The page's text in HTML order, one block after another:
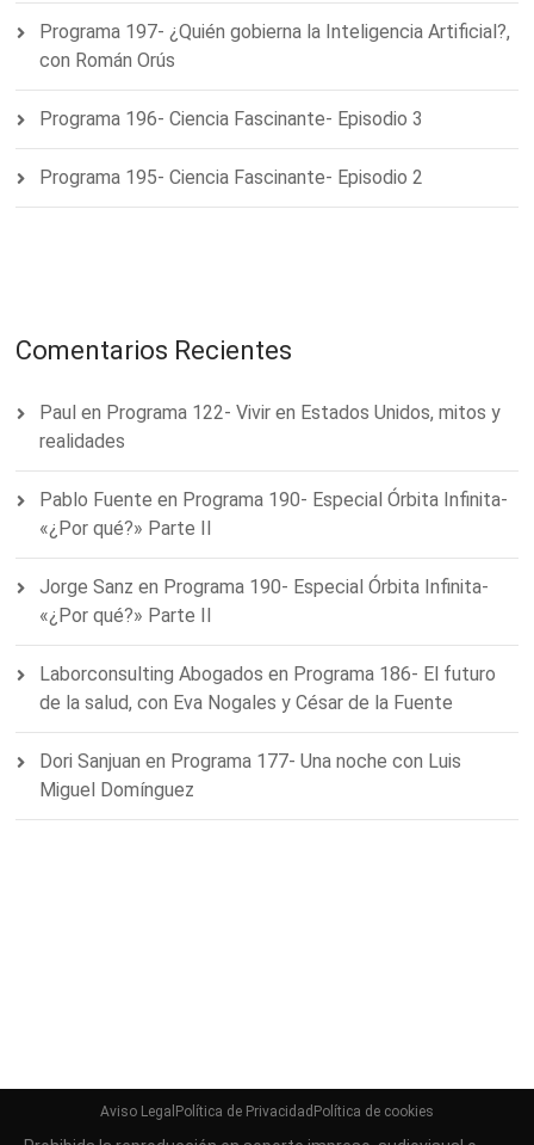
Programa 197- ¿Quién gobierna la Inteligencia Artificial?,
con Román Orús
Programa 196- Ciencia Fascinante- Episodio 3
Programa 195- Ciencia Fascinante- Episodio 2
Comentarios Recientes
Paul en Programa 122- Vivir en Estados Unidos, mitos y
realidades
Pablo Fuente en Programa 190- Especial Órbita Infinita-
«¿Por qué?» Parte II
Jorge Sanz en Programa 190- Especial Órbita Infinita-
«¿Por qué?» Parte II
Laborconsulting Abogados en Programa 186- El futuro
de la salud, con Eva Nogales y César de la Fuente
Dori Sanjuan en Programa 177- Una noche con Luis
Miguel Domínguez
Aviso Legal Política de Privacidad Política de cookies